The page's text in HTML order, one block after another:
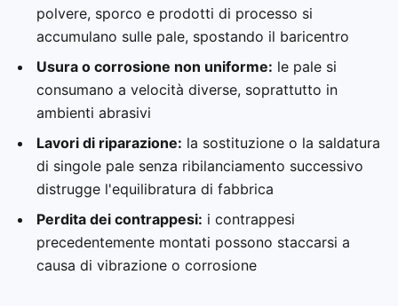
polvere, sporco e prodotti di processo si
accumulano sulle pale, spostando il baricentro
Usura o corrosione non uniforme: le pale si
consumano a velocità diverse, soprattutto in
ambienti abrasivi
Lavori di riparazione: la sostituzione o la saldatura
di singole pale senza ribilanciamento successivo
distrugge l'equilibratura di fabbrica
Perdita dei contrappesi: i contrappesi
precedentemente montati possono staccarsi a
causa di vibrazione o corrosione